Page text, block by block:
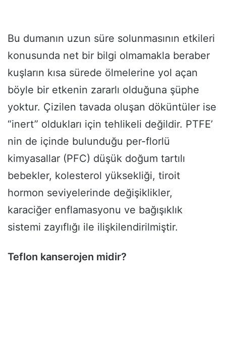
Bu dumanın uzun süre solunmasının etkileri
konusunda net bir bilgi olmamakla beraber
kuşların kısa sürede ölmelerine yol açan
böyle bir etkenin zararlı olduğuna şüphe
yoktur. Çizilen tavada oluşan döküntüler ise
“inert” oldukları için tehlikeli değildir. PTFE’
nin de içinde bulunduğu per-florlü
kimyasallar (PFC) düşük doğum tartılı
bebekler, kolesterol yüksekliği, tiroit
hormon seviyelerinde değişiklikler,
karaciğer enflamasyonu ve bağışıklık
sistemi zayıflığı ile ilişkilendirilmiştir.
Teflon kanserojen midir?